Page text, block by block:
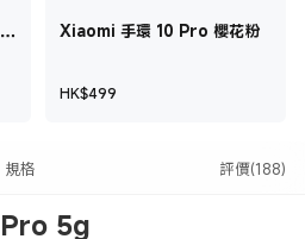
Xiaomi 手環 10 Pro 櫻花粉
HK$499
規格 評價(188)